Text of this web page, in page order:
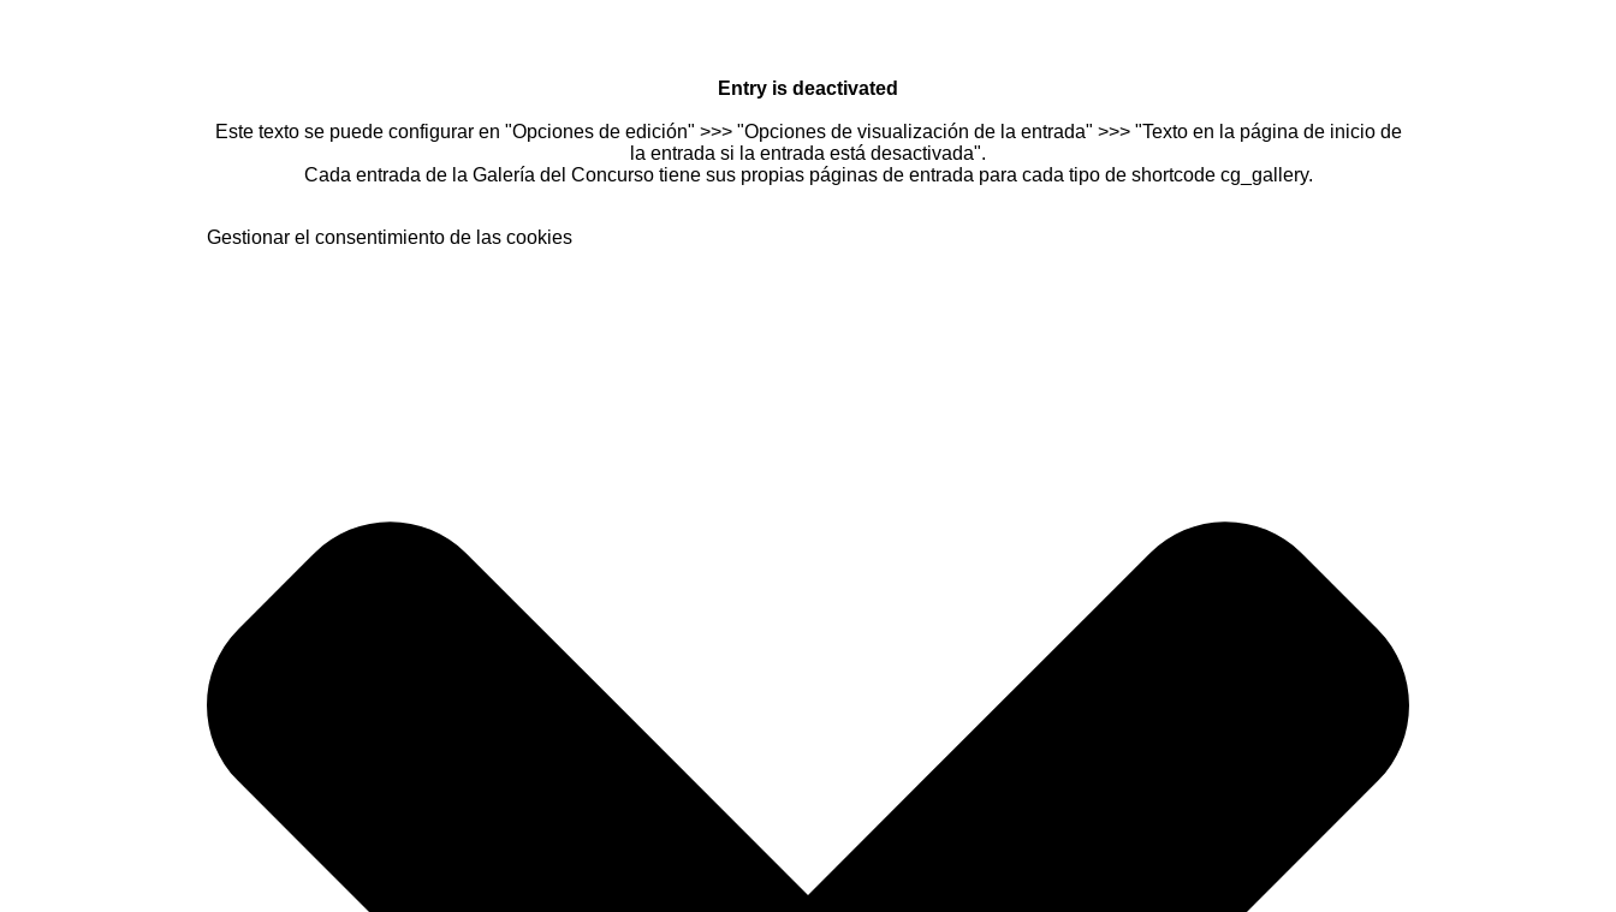
Entry is deactivated
Este texto se puede configurar en "Opciones de edición" >>> "Opciones de visualización de la entrada" >>> "Texto en la página de inicio de
la entrada si la entrada está desactivada".
Cada entrada de la Galería del Concurso tiene sus propias páginas de entrada para cada tipo de shortcode cg_gallery.
Gestionar el consentimiento de las cookies